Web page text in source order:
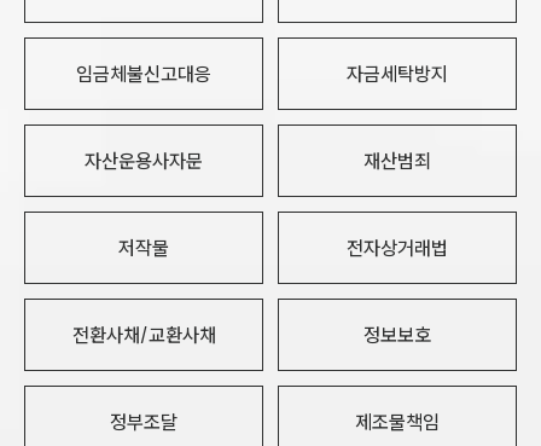
임금체불신고대응 자금세탁방지
자산운용사자문 재산범죄
저작물 전자상거래법
전환사채/교환사채 정보보호
정부조달 제조물책임